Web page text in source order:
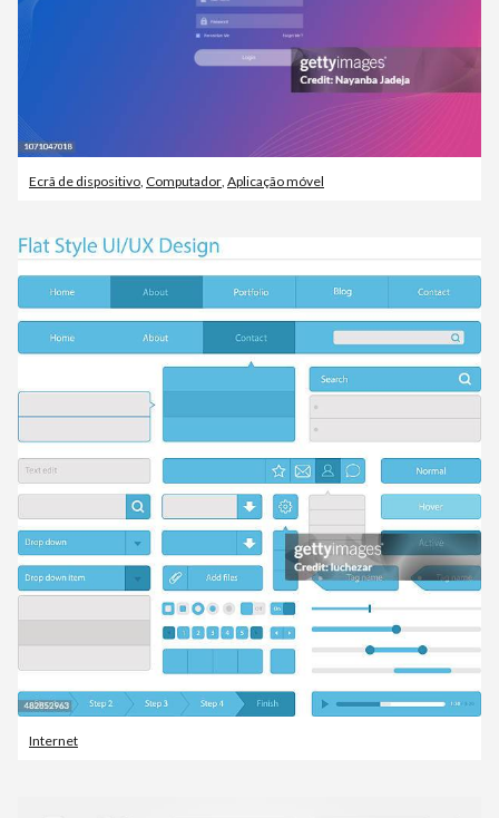
Ecrã de dispositivo, Computador, Aplicação móvel
Internet